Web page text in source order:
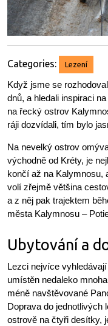
Categories: Lezení
Když jsme se
dnů, a hledali inspiraci
na řecký ostrov
ráji dozvídali, tím bylo
Na nevelký ostrov
východně od Kréty, je
končí až na Kalymnosu,
volí zřejmě většina
a z něj pak trajektem
města Kalymnosu –
Ubytování a
Lezci nejvíce
umístěn nedaleko
méně navštěvované
Doprava do jednotlivých
ostrově na čtyři desítky,